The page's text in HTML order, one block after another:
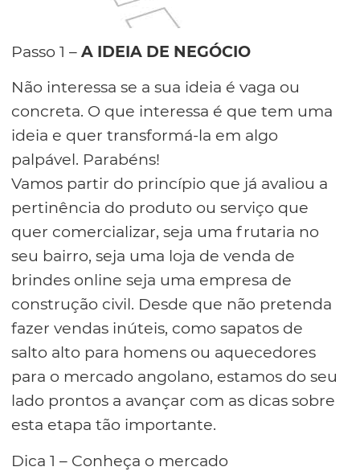
Passo 1 – A IDEIA DE NEGÓCIO
Não interessa se a sua ideia é vaga ou
concreta. O que interessa é que tem uma
ideia e quer transformá-la em algo
palpável. Parabéns!
Vamos partir do princípio que já avaliou a
pertinência do produto ou serviço que
quer comercializar, seja uma frutaria no
seu bairro, seja uma loja de venda de
brindes online seja uma empresa de
construção civil. Desde que não pretenda
fazer vendas inúteis, como sapatos de
salto alto para homens ou aquecedores
para o mercado angolano, estamos do seu
lado prontos a avançar com as dicas sobre
esta etapa tão importante.
Dica 1 – Conheça o mercado